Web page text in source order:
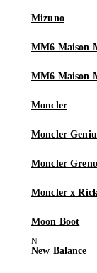
Mizuno
MM6 Maison
MM6 Maison
Moncler
Moncler
Moncler
Moncler x
Moon Boot
New Balance